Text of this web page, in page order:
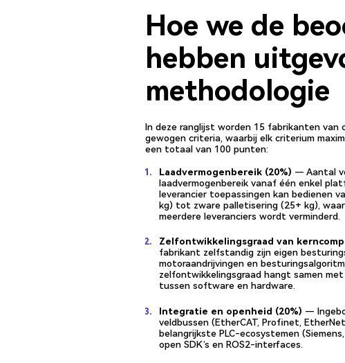
Hoe we de
hebben
methodologie
In deze ranglijst worden 15 fabrikanten van
gewogen criteria, waarbij elk criterium
een totaal van 100 punten:
Laadvermogenbereik (20%) — Aantal
laadvermogenbereik vanaf één enkel
leverancier toepassingen kan bedienen
kg) tot zware palletisering (25+ kg),
meerdere leveranciers wordt verminderd.
Zelfontwikkelingsgraad van
fabrikant zelfstandig zijn eigen
motoraandrijvingen en
zelfontwikkelingsgraad hangt samen
tussen software en hardware.
Integratie en openheid (20%) —
veldbussen (EtherCAT, Profinet,
belangrijkste PLC-ecosystemen
open SDK’s en ROS2-interfaces.